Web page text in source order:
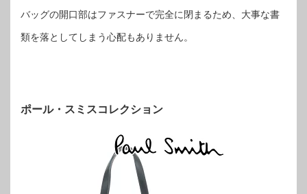
バッグの開口部はファスナーで完全に閉まるため、大事な書
類を落としてしまう心配もありません。
ポール・スミスコレクション